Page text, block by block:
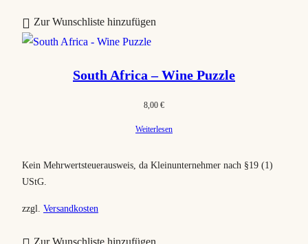
Zur Wunschliste hinzufügen
South Africa – Wine Puzzle
8,00 €
Weiterlesen
Kein Mehrwertsteuerausweis, da Kleinunternehmer nach §19 (1)
UStG.
zzgl. Versandkosten
Zur Wunschliste hinzufügen